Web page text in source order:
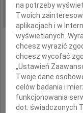
DATA EMISJI:
na potrzeby
Twoich
aplikacjach i w
wyświetlanych.
chcesz wyrazić
chcesz wycofać
„Ustawień
Twoje dane
celów badania i
funkcjonowania
dot. świadczonych